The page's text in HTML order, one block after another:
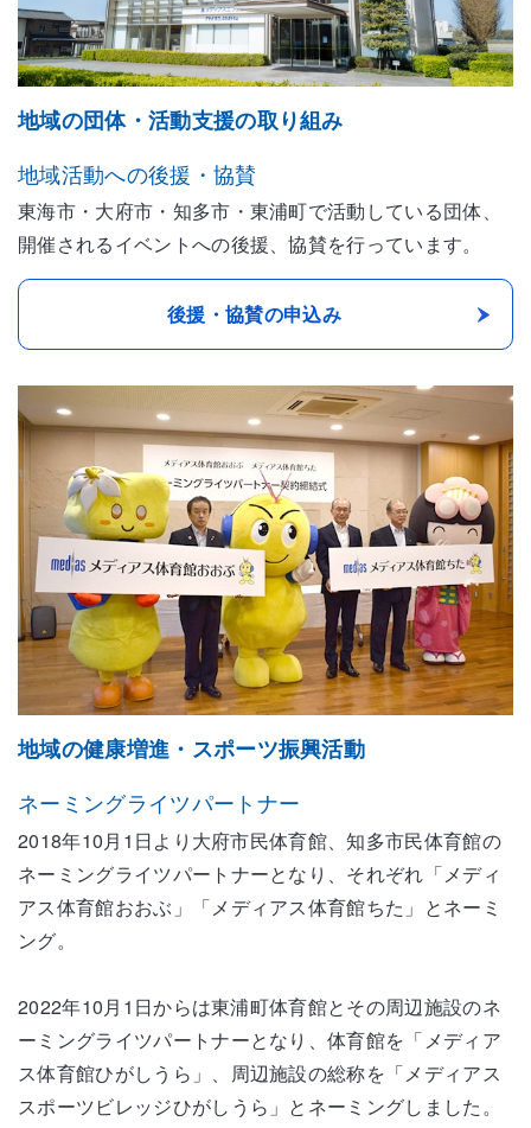
地域の団体・活動支援の取り組み
地域活動への後援・協賛
東海市・大府市・知多市・東浦町で活動している団体、
開催されるイベントへの後援、協賛を行っています。
後援・協賛の申込み
地域の健康増進・スポーツ振興活動
ネーミングライツパートナー
2018年10月1日より大府市民体育館、知多市民体育館の
ネーミングライツパートナーとなり、それぞれ「メディ
アス体育館おおぶ」「メディアス体育館ちた」とネーミ
ング。
2022年10月1日からは東浦町体育館とその周辺施設のネ
ーミングライツパートナーとなり、体育館を「メディア
ス体育館ひがしうら」、周辺施設の総称を「メディアス
スポーツビレッジひがしうら」とネーミングしました。